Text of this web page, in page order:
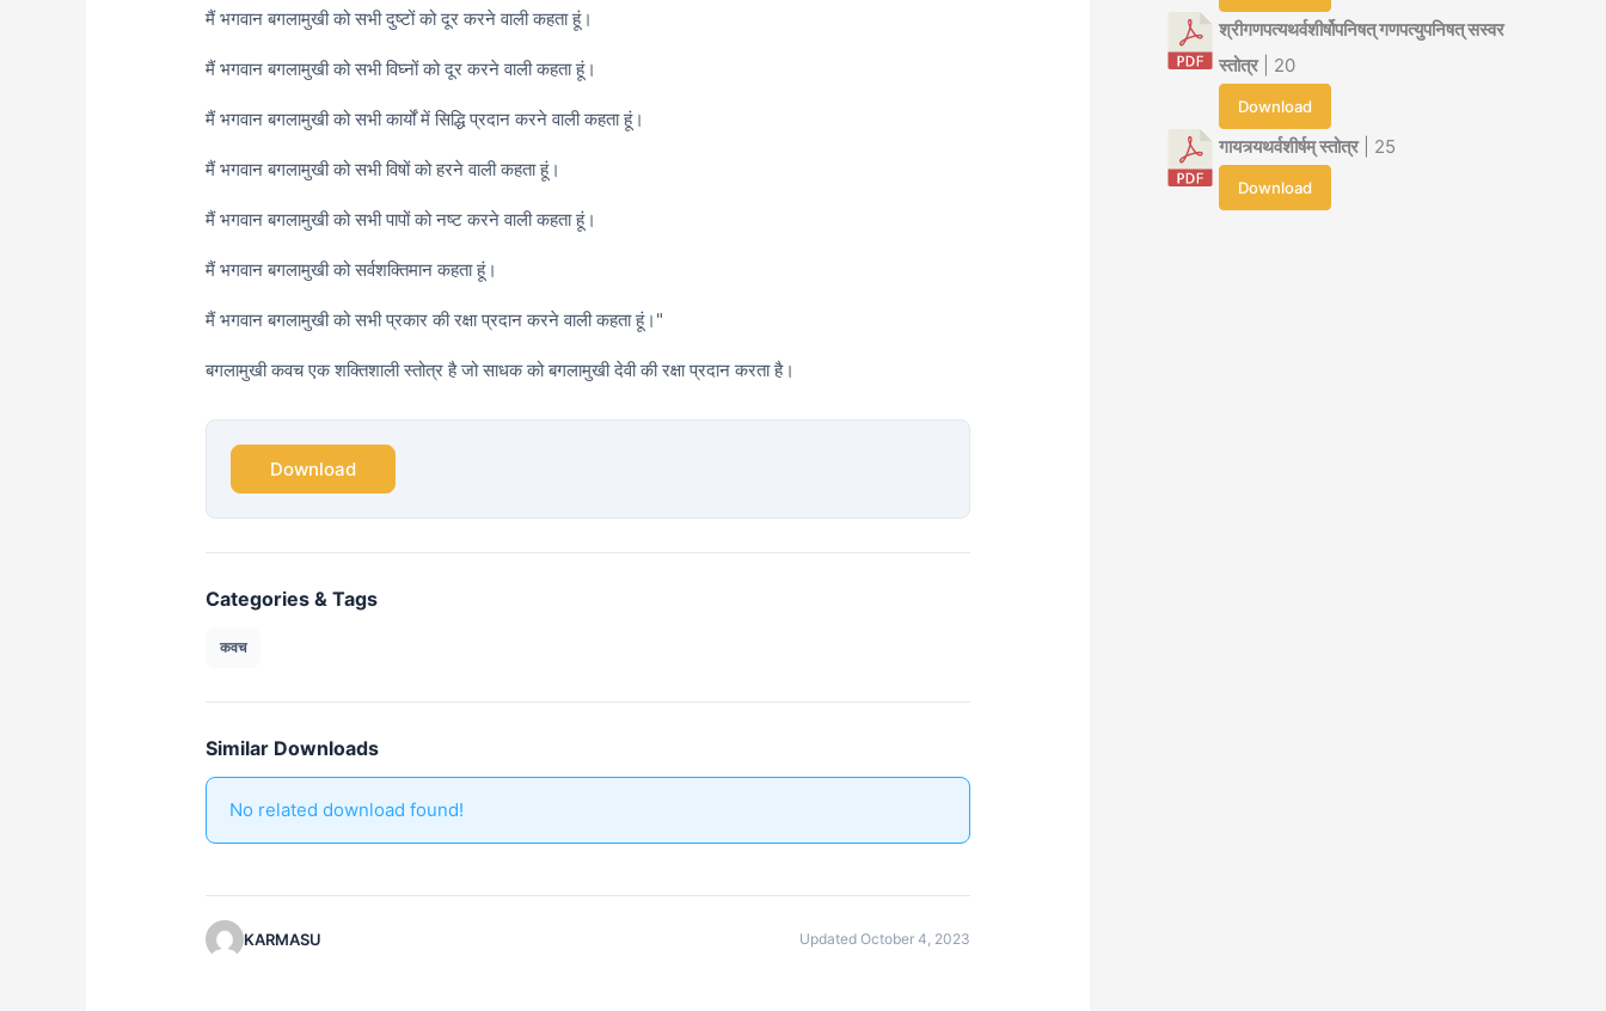
मैं भगवान बगलामुखी को सभी दुष्टों को दूर करने वाली कहता हूं।
मैं भगवान बगलामुखी को सभी विघ्नों को दूर करने वाली कहता हूं।
मैं भगवान बगलामुखी को सभी कार्यों में सिद्धि प्रदान करने वाली कहता हूं।
मैं भगवान बगलामुखी को सभी विषों को हरने वाली कहता हूं।
मैं भगवान बगलामुखी को सभी पापों को नष्ट करने वाली कहता हूं।
मैं भगवान बगलामुखी को सर्वशक्तिमान कहता हूं।
मैं भगवान बगलामुखी को सभी प्रकार की रक्षा प्रदान करने वाली कहता हूं।"
बगलामुखी कवच एक शक्तिशाली स्तोत्र है जो साधक को बगलामुखी देवी की रक्षा प्रदान करता है।
Download
Categories & Tags
कवच
Similar Downloads
No related download found!
KARMASU Updated October 4, 2023
श्रीगणपत्यथर्वशीर्षोपनिषत् गणपत्युपनिषत् सस्वर
स्तोत्र| 20
Download
गायत्र्यथर्वशीर्षम् स्तोत्र| 25
Download